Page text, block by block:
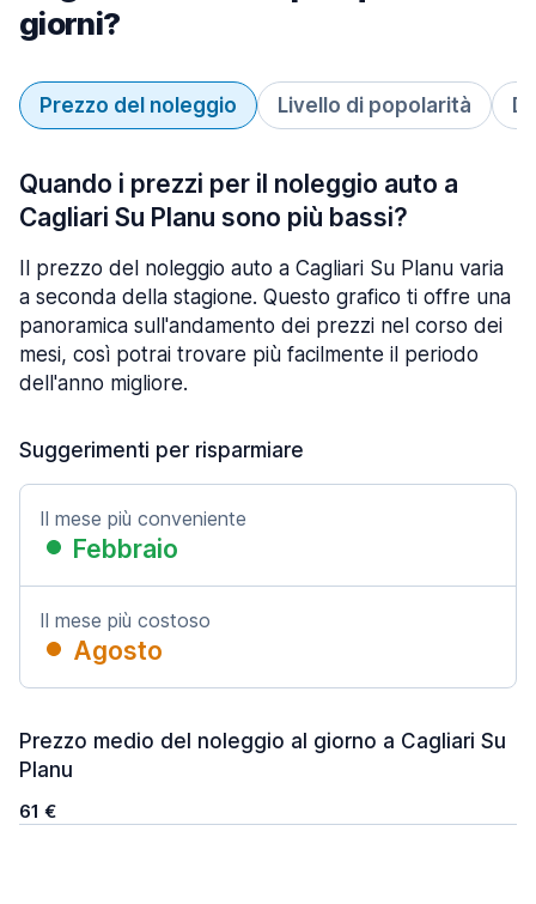
giorni?
Prezzo del noleggio Livello di popolarità
Quando i prezzi per il noleggio auto a
Cagliari Su Planu sono più bassi?
Il prezzo del noleggio auto a Cagliari Su Planu varia
a seconda della stagione. Questo grafico ti offre una
panoramica sull'andamento dei prezzi nel corso dei
mesi, così potrai trovare più facilmente il periodo
dell'anno migliore.
Suggerimenti per risparmiare
Il mese più conveniente
Febbraio
Il mese più costoso
Agosto
Prezzo medio del noleggio al giorno a Cagliari Su
Planu
61 €